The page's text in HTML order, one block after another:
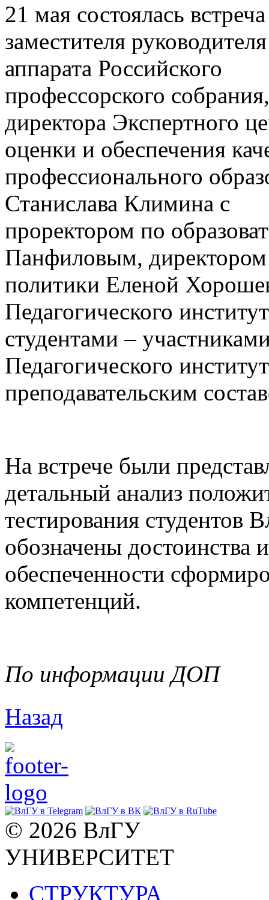
21 мая состоялась встреча
заместителя руководителя
аппарата Российского
профессорского собрания,
директора Экспертного
оценки и обеспечения
профессионального
Станислава Климина с
проректором по
Панфиловым, директором
политики Еленой
Педагогического
студентами –
Педагогического
преподавательским
На встрече были
детальный анализ
тестирования
обозначены достоинства
обеспеченности
компетенций.
По информации ДОП
Назад
© 2026 ВлГУ
УНИВЕРСИТЕТ
СТРУКТУРА